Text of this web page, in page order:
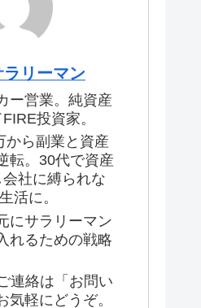
リーマン
ー営業。純資産
投資家。
から副業と資産
転。30代で資産
社に縛られな
活に。
にサラリーマン
れるための戦略
連絡は「お問い
気軽にどうぞ。